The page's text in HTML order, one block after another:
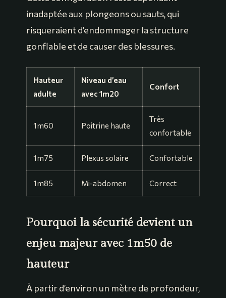
inadaptée aux plongeons ou sauts, qui
risqueraient d’endommager la structure
gonflable et de causer des blessures.
Hauteur
adulte
Niveau d’eau
avec 1m20
Confort
1m60 Poitrine haute
Très
confortable
1m75 Plexus solaire Confortable
1m85 Mi-abdomen Correct
Pourquoi la sécurité devient un
enjeu majeur avec 1m50 de
hauteur
À partir d’environ un mètre de profondeur,